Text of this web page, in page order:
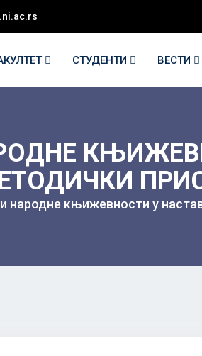
СТУДЕНТИ ВЕСТИ
народне књижевности у